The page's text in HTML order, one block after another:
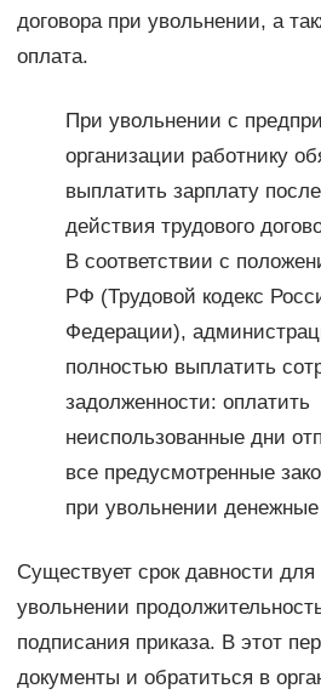
договора при увольнении, а
оплата.
При увольнении с
организации работнику
выплатить зарплату
действия трудового
В соответствии с
РФ (Трудовой кодекс
Федерации),
полностью выплатить
задолженности: оплатить
неиспользованные дни
все предусмотренные
при увольнении
Существует срок давности
увольнении
подписания приказа. В этот
документы и обратиться в